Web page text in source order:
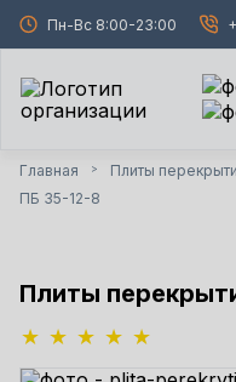
Пн-Вс 8:00-23:00
Главная > Плиты
ПБ 35-12-8
Плиты